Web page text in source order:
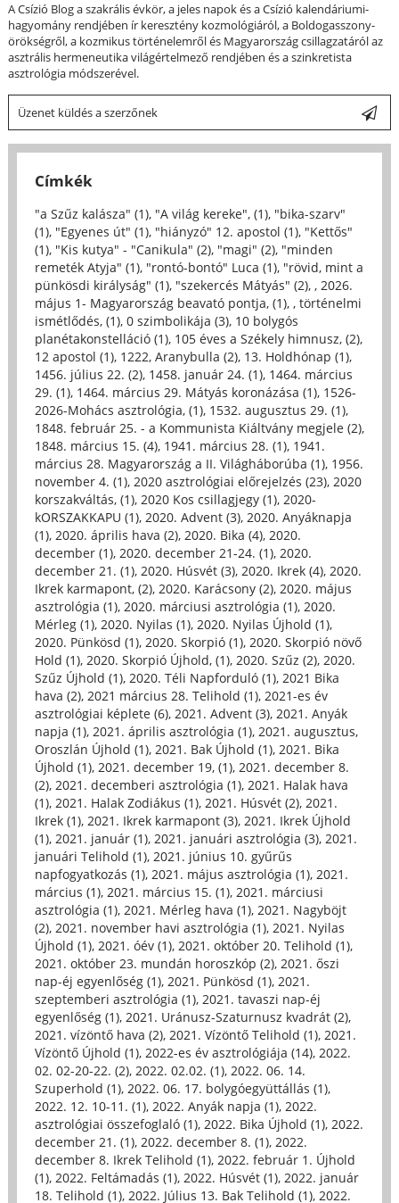
A Csízió Blog a szakrális évkör, a jeles napok és a Csízió kalendáriumi-
hagyomány rendjében ír keresztény kozmológiáról, a Boldogasszony-
örökségről, a kozmikus történelemről és Magyarország csillagzatáról az
asztrális hermeneutika világértelmező rendjében és a szinkretista
asztrológia módszerével.
Üzenet küldés a szerzőnek
Címkék
"a Szűz kalásza" (1), "A világ kereke", (1), "bika-szarv"
(1), "Egyenes út" (1), "hiányzó" 12. apostol (1), "Kettős"
(1), "Kis kutya" - "Canikula" (2), "magi" (2), "minden
remeték Atyja" (1), "rontó-bontó" Luca (1), "rövid, mint a
pünkösdi királyság" (1), "szekercés Mátyás" (2), , 2026.
május 1- Magyarország beavató pontja, (1), , történelmi
ismétlődés, (1), 0 szimbolikája (3), 10 bolygós
planétakonstelláció (1), 105 éves a Székely himnusz, (2),
12 apostol (1), 1222, Aranybulla (2), 13. Holdhónap (1),
1456. július 22. (2), 1458. január 24. (1), 1464. március
29. (1), 1464. március 29. Mátyás koronázása (1), 1526-
2026-Mohács asztrológia, (1), 1532. augusztus 29. (1),
1848. február 25. - a Kommunista Kiáltvány megjele (2),
1848. március 15. (4), 1941. március 28. (1), 1941.
március 28. Magyarország a II. Világháborúba (1), 1956.
november 4. (1), 2020 asztrológiai előrejelzés (23), 2020
korszakváltás, (1), 2020 Kos csillagjegy (1), 2020-
kORSZAKKAPU (1), 2020. Advent (3), 2020. Anyáknapja
(1), 2020. április hava (2), 2020. Bika (4), 2020.
december (1), 2020. december 21-24. (1), 2020.
december 21. (1), 2020. Húsvét (3), 2020. Ikrek (4), 2020.
Ikrek karmapont, (2), 2020. Karácsony (2), 2020. május
asztrológia (1), 2020. márciusi asztrológia (1), 2020.
Mérleg (1), 2020. Nyilas (1), 2020. Nyilas Újhold (1),
2020. Pünkösd (1), 2020. Skorpió (1), 2020. Skorpió növő
Hold (1), 2020. Skorpió Újhold, (1), 2020. Szűz (2), 2020.
Szűz Újhold (1), 2020. Téli Napforduló (1), 2021 Bika
hava (2), 2021 március 28. Telihold (1), 2021-es év
asztrológiai képlete (6), 2021. Advent (3), 2021. Anyák
napja (1), 2021. április asztrológia (1), 2021. augusztus,
Oroszlán Újhold (1), 2021. Bak Újhold (1), 2021. Bika
Újhold (1), 2021. december 19, (1), 2021. december 8.
(2), 2021. decemberi asztrológia (1), 2021. Halak hava
(1), 2021. Halak Zodiákus (1), 2021. Húsvét (2), 2021.
Ikrek (1), 2021. Ikrek karmapont (3), 2021. Ikrek Újhold
(1), 2021. január (1), 2021. januári asztrológia (3), 2021.
januári Telihold (1), 2021. június 10. gyűrűs
napfogyatkozás (1), 2021. május asztrológia (1), 2021.
március (1), 2021. március 15. (1), 2021. márciusi
asztrológia (1), 2021. Mérleg hava (1), 2021. Nagyböjt
(2), 2021. november havi asztrológia (1), 2021. Nyilas
Újhold (1), 2021. óév (1), 2021. október 20. Telihold (1),
2021. október 23. mundán horoszkóp (2), 2021. őszi
nap-éj egyenlőség (1), 2021. Pünkösd (1), 2021.
szeptemberi asztrológia (1), 2021. tavaszi nap-éj
egyenlőség (1), 2021. Uránusz-Szaturnusz kvadrát (2),
2021. vízöntő hava (2), 2021. Vízöntő Telihold (1), 2021.
Vízöntő Újhold (1), 2022-es év asztrológiája (14), 2022.
02. 02-20-22. (2), 2022. 02.02. (1), 2022. 06. 14.
Szuperhold (1), 2022. 06. 17. bolygóegyüttállás (1),
2022. 12. 10-11. (1), 2022. Anyák napja (1), 2022.
asztrológiai összefoglaló (1), 2022. Bika Újhold (1), 2022.
december 21. (1), 2022. december 8. (1), 2022.
december 8. Ikrek Telihold (1), 2022. február 1. Újhold
(1), 2022. Feltámadás (1), 2022. Húsvét (1), 2022. január
18. Telihold (1), 2022. Július 13. Bak Telihold (1), 2022.